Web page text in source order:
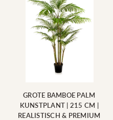
GROTE BAMBOE PALM
KUNSTPLANT | 215 CM |
REALISTISCH & PREMIUM